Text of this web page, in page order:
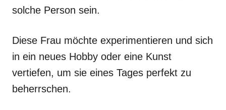
solche Person sein.
Diese Frau möchte experimentieren und sich
in ein neues Hobby oder eine Kunst
vertiefen, um sie eines Tages perfekt zu
beherrschen.